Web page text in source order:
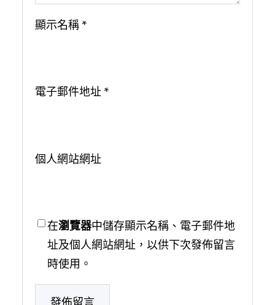
顯示名稱 *
電子郵件地址 *
個人網站網址
在瀏覽器中儲存顯示名稱、電子郵件地
址及個人網站網址，以供下次發佈留言
時使用。